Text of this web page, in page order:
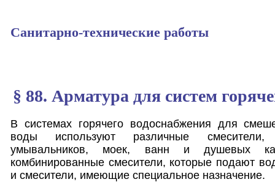
Санитарно-технические работы
§ 88. Арматура для систем
В системах горячего водоснабжения для
воды используют различные смесители,
умывальников, моек, ванн и душевых
комбинированные смесители, которые подают
и смесители, имеющие специальное назначение.